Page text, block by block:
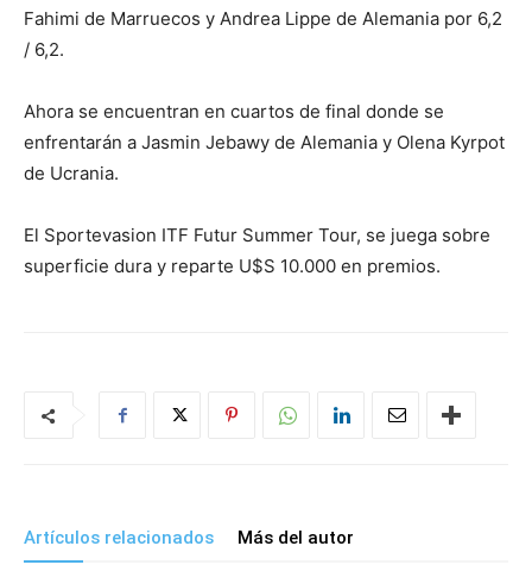
Fahimi de Marruecos y Andrea Lippe de Alemania por 6,2
/ 6,2.
Ahora se encuentran en cuartos de final donde se
enfrentarán a Jasmin Jebawy de Alemania y Olena Kyrpot
de Ucrania.
El Sportevasion ITF Futur Summer Tour, se juega sobre
superficie dura y reparte U$S 10.000 en premios.
Artículos relacionados Más del autor